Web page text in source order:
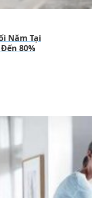
Năm Tại
80%